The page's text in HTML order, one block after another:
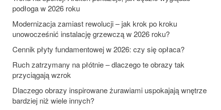
podłoga w 2026 roku
Modernizacja zamiast rewolucji – jak krok po kroku
unowocześnić instalację grzewczą w 2026 roku?
Cennik płyty fundamentowej w 2026: czy się opłaca?
Ruch zatrzymany na płótnie – dlaczego te obrazy tak
przyciągają wzrok
Dlaczego obrazy inspirowane żurawiami uspokajają wnętrze
bardziej niż wiele innych?